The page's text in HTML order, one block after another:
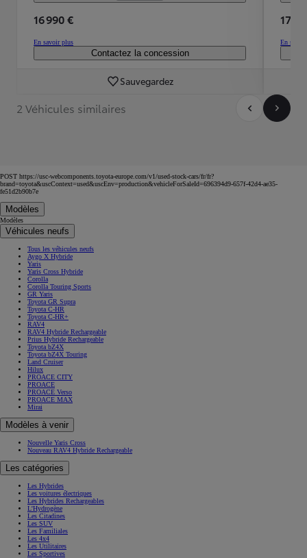
16 990 €
En savoir plus
Contactez la concession
Sauvegardez
17
En
2 Véhicules similaires
POST https://usc-webcomponents.toyota-europe.com/v1/used-stock-cars/fr/fr?
brand=toyota&uscContext=used&uscEnv=production&vehicleForSaleId=696394d9-657f-42d4-ae35-
fe51d2b90b7e
Modèles
Modèles
Véhicules neufs
Tous les véhicules neufs
Aygo X Hybride
Yaris
Yaris Cross Hybride
Corolla
Corolla Touring Sports
GR Yaris
Toyota GR Supra
Toyota C-HR
Toyota C-HR+
RAV4
RAV4 Hybride Rechargeable
Prius Hybride Rechargeable
Toyota bZ4X
Toyota bZ4X Touring
Land Cruiser
Hilux
PROACE CITY
PROACE
PROACE Verso
PROACE MAX
Mirai
Modèles à venir
Nouvelle Yaris Cross
Nouveau RAV4 Hybride Rechargeable
Les catégories
Les Hybrides
Les voitures électriques
Les Hybrides Rechargeables
L'Hydrogène
Les Citadines
Les SUV
Les Familiales
Les 4x4
Les Utilitaires
Les Sportives